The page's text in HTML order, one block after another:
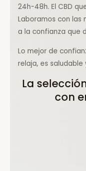
24h-48h. El CBD
Laboramos con las
a la confianza que
Lo mejor de
relaja, es saludable
La
con